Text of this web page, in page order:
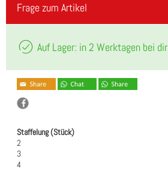
Frage zum Artikel
Auf Lager: in 2 Werktagen bei dir
Staffelung (Stück)
2
3
4